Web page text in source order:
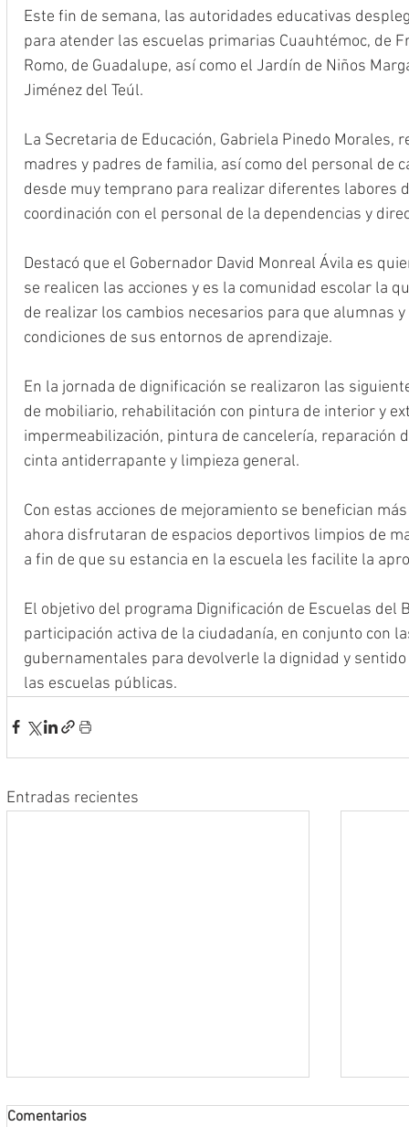
Este fin de semana, las autoridades educativas
para atender las escuelas primarias Cuauhtémoc, de
Romo, de Guadalupe, así como el Jardín de Niños
Jiménez del Teúl.
La Secretaria de Educación, Gabriela Pinedo Morales,
madres y padres de familia, así como del personal de
desde muy temprano para realizar diferentes labores
coordinación con el personal de la dependencias y
Destacó que el Gobernador David Monreal Ávila es
se realicen las acciones y es la comunidad escolar la
de realizar los cambios necesarios para que alumnas
condiciones de sus entornos de aprendizaje.
En la jornada de dignificación se realizaron las
de mobiliario, rehabilitación con pintura de interior y
impermeabilización, pintura de cancelería, reparación
cinta antiderrapante y limpieza general.
Con estas acciones de mejoramiento se benefician
ahora disfrutaran de espacios deportivos limpios de
a fin de que su estancia en la escuela les facilite la
El objetivo del programa Dignificación de Escuelas del
participación activa de la ciudadanía, en conjunto con
gubernamentales para devolverle la dignidad y
las escuelas públicas.
Entradas recientes
Comentarios